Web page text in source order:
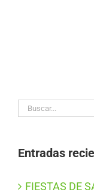
Buscar:
Entradas
FIESTAS DE